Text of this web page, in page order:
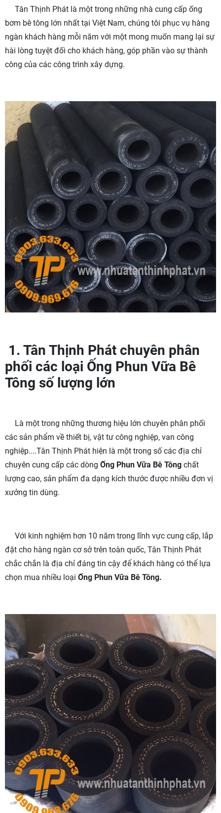
Tân Thịnh Phát là một trong những nhà cung cấp ống
bơm bê tông lớn nhất tại Việt Nam, chúng tôi phục vụ hàng
ngàn khách hàng mỗi năm với một mong muốn mang lại sự
hài lòng tuyệt đối cho khách hàng, góp phần vào sự thành
công của các công trình xây dựng.
1. Tân Thịnh Phát chuyên phân
phối các loại Ống Phun Vữa Bê
Tông số lượng lớn
Là một trong những thương hiệu lớn chuyên phân phối
các sản phẩm về thiết bị, vật tư công nghiệp, van công
nghiệp....Tân Thịnh Phát hiện là một trong số các địa chỉ
chuyên cung cấp các dòng Ống Phun Vữa Bê Tông chất
lượng cao, sản phẩm đa dạng kích thước được nhiều đơn vị
xưởng tin dùng.
Với kinh nghiệm hơn 10 năm trong lĩnh vực cung cấp, lắp
đặt cho hàng ngàn cơ sở trên toàn quốc, Tân Thịnh Phát
chắc chắn là địa chỉ đáng tin cậy để khách hàng có thể lựa
chọn mua nhiều loại Ống Phun Vữa Bê Tông.